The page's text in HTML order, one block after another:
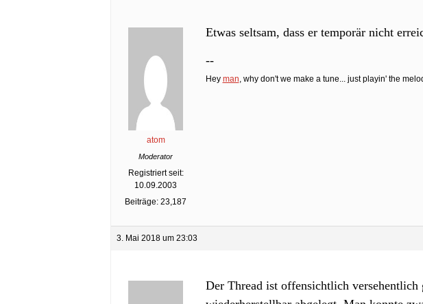
atom
Moderator
Registriert seit:
10.09.2003
Beiträge: 23,187
Etwas seltsam, dass er temporär nicht
--
Hey man, why don't we make a tune... just playin' the
3. Mai 2018 um 23:03
Der Thread ist offensichtlich